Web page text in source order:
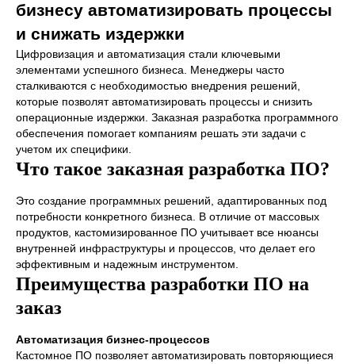
бизнесу автоматизировать процессы
и снижать издержки
Цифровизация и автоматизация стали ключевыми
элементами успешного бизнеса. Менеджеры часто
сталкиваются с необходимостью внедрения решений,
которые позволят автоматизировать процессы и снизить
операционные издержки. Заказная разработка программного
обеспечения помогает компаниям решать эти задачи с
учетом их специфики.
Что такое заказная разработка ПО?
Это создание программных решений, адаптированных под
потребности конкретного бизнеса. В отличие от массовых
продуктов, кастомизированное ПО учитывает все нюансы
внутренней инфраструктуры и процессов, что делает его
эффективным и надежным инструментом.
Преимущества разработки ПО на
заказ
Автоматизация бизнес-процессов
Кастомное ПО позволяет автоматизировать повторяющиеся